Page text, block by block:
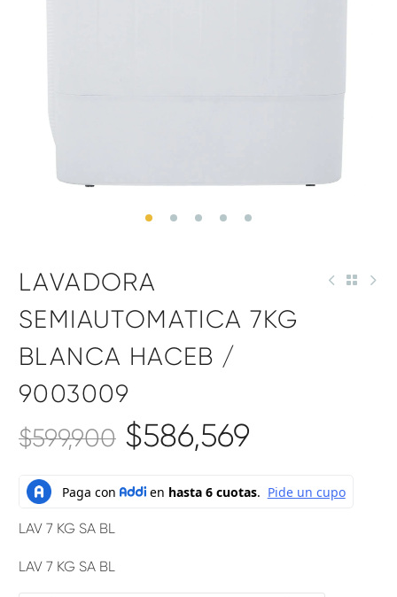
LAVADORA
SEMIAUTOMATICA 7KG
BLANCA HACEB /
9003009
$599,900 $586,569
LAV 7 KG SA BL
LAV 7 KG SA BL